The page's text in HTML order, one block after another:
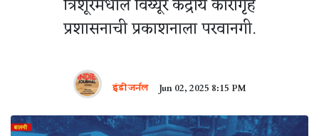
त्रिशूरमधील विय्यूर केंद्रीय कारागृह
प्रशासनाची प्रकाशनाला परवानगी.
इंडी जर्नल Jun 02, 2025 8:15 PM